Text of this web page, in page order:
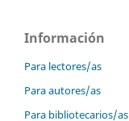
Información
Para lectores/as
Para autores/as
Para bibliotecarios/as